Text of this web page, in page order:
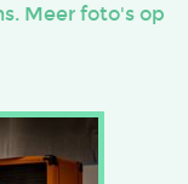
Meer foto's op